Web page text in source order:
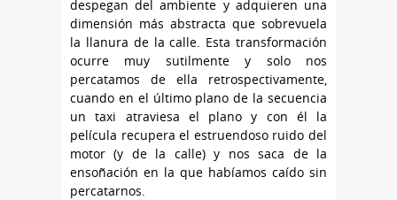
despegan del ambiente y adquieren una
dimensión más abstracta que sobrevuela
la llanura de la calle. Esta transformación
ocurre muy sutilmente y solo nos
percatamos de ella retrospectivamente,
cuando en el último plano de la secuencia
un taxi atraviesa el plano y con él la
película recupera el estruendoso ruido del
motor (y de la calle) y nos saca de la
ensoñación en la que habíamos caído sin
percatarnos.